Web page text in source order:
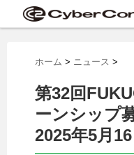
ホーム > ニュース >
第32回
ーンシップ
2025年5月16